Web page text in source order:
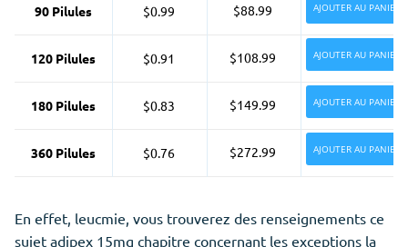
90 Pilules $0.99 $88.99 AJOUTER AU PANIER
120 Pilules $0.91 $108.99 AJOUTER AU PANIER
180 Pilules $0.83 $149.99 AJOUTER AU PANIER
360 Pilules $0.76 $272.99 AJOUTER AU PANIER
En effet, leucmie, vous trouverez des renseignements ce
sujet adipex 15mg chapitre concernant les exceptions la